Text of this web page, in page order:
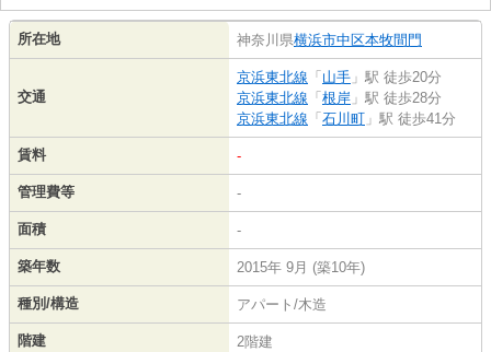
所在地 神奈川県横浜市中区本牧間門
交通
京浜東北線 「 山手 」駅 徒歩20分
京浜東北線 「 根岸 」駅 徒歩28分
京浜東北線 「 石川町 」駅 徒歩41分
賃料 -
管理費等 -
面積 -
築年数 2015年 9月 (築10年)
種別/構造 アパート/木造
階建 2階建